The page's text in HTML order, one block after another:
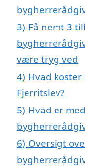
3) Få nemt 3
være tryg ved
4) Hvad
Fjerritslev?
5) Hvad er
6) Oversigt